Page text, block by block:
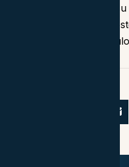
asesoramiento y, en
nosotros el
compraventa del vehículo